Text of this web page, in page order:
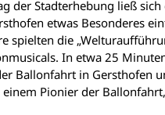
der Stadterhebung ließ sich
etwas Besonderes
spielten die
In etwa 25
Ballonfahrt in Gersthofen
Pionier der